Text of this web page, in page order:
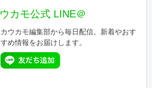
カモ公式 LINE＠
カウカモ編集部から毎日配信。新着やおす
すめ情報をお届けします。